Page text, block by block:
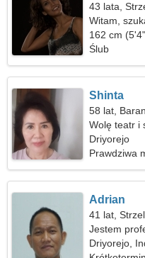
43 lata,
Witam,
162 cm
Ślub
Shinta
58 lat, Baran
Wolę teatr i
Driyorejo
Prawdziwa
Adrian
41 lat,
Jestem
zabawnej
Driyorejo,